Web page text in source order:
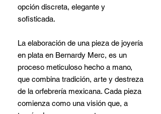
opción discreta, elegante y
sofisticada.
La elaboración de una pieza de joyería
en plata en Bernardy Merc, es un
proceso meticuloso hecho a mano,
que combina tradición, arte y destreza
de la orfebrería mexicana. Cada pieza
comienza como una visión que, a